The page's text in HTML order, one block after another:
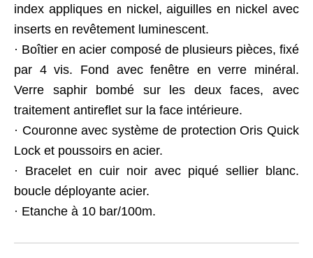
index appliques en nickel, aiguilles en nickel avec
inserts en revêtement luminescent.
· Boîtier en acier composé de plusieurs pièces, fixé
par 4 vis. Fond avec fenêtre en verre minéral.
Verre saphir bombé sur les deux faces, avec
traitement antireflet sur la face intérieure.
· Couronne avec système de protection Oris Quick
Lock et poussoirs en acier.
· Bracelet en cuir noir avec piqué sellier blanc.
boucle déployante acier.
· Etanche à 10 bar/100m.